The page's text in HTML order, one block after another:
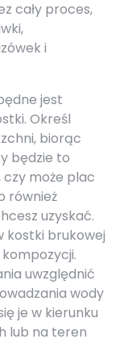
cały proces,
i
jest
Określ
biorąc
będzie to
czy może plac
również
uzyskać.
kostki brukowej
uwzględnić
wody
je w kierunku
lub na teren